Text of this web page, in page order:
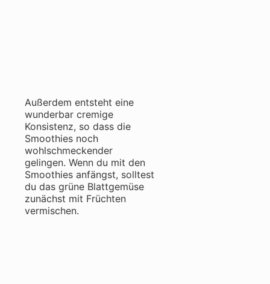
Außerdem entsteht eine
wunderbar cremige
Konsistenz, so dass die
Smoothies noch
wohlschmeckender
gelingen. Wenn du mit den
Smoothies anfängst, solltest
du das grüne Blattgemüse
zunächst mit Früchten
vermischen.